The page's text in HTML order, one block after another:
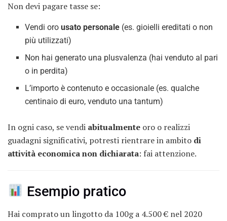
Non devi pagare tasse se:
Vendi orousato personale (es. gioielli ereditati o non
più utilizzati)
Non hai generato una plusvalenza (hai venduto al pari
o in perdita)
L’importo è contenuto e occasionale (es. qualche
centinaio di euro, venduto una tantum)
In ogni caso, se vendi abitualmente oro o realizzi
guadagni significativi, potresti rientrare in ambito di
attività economica non dichiarata: fai attenzione.
Esempio pratico
Hai comprato un lingotto da 100g a 4.500 € nel 2020